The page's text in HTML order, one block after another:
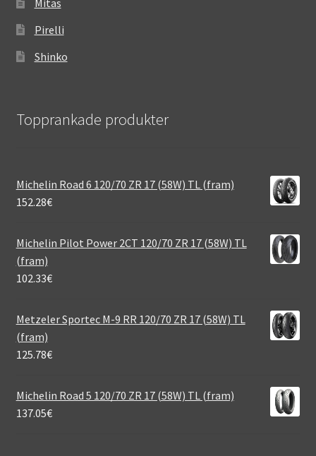
Mitas
Pirelli
Shinko
Topprankade produkter
Michelin Road 6 120/70 ZR 17 (58W) TL (fram)
152.28€
Michelin Pilot Power 2CT 120/70 ZR 17 (58W) TL
(fram)
102.33€
Metzeler Sportec M-9 RR 120/70 ZR 17 (58W) TL
(fram)
125.78€
Michelin Road 5 120/70 ZR 17 (58W) TL (fram)
137.05€